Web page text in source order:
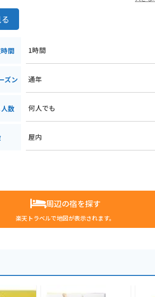
間 1時間
ズン 通年
数 何人でも
屋内
周辺の宿を探す
楽天トラベルで地図が表示されます。